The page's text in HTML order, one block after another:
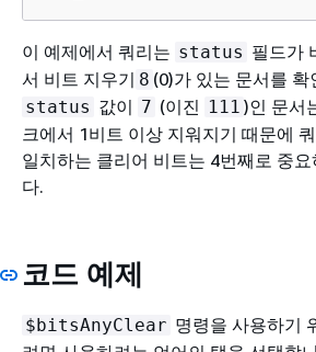
이 예제에서 쿼리는 status 필드가
서 비트 지우기 8 (0)가 있는 문서를 확
status 값이 7 (이진 111 )인 문서
크에서 1비트 이상 지워지기 때문에
일치하는 클리어 비트는 4번째로 중
다.
코드 예제
$bitsAnyClear 명령을 사용하기